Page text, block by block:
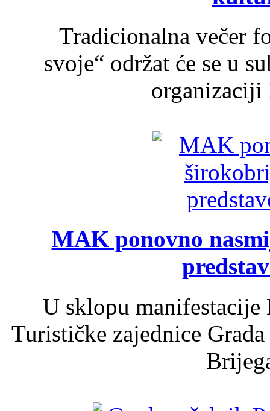
Tradicionalna večer
svoje“ održat će se u
organizaciji
MAK ponovno
U sklopu
Turističke zajednice